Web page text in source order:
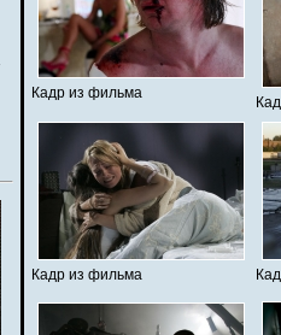
Кадр из фильма
Кадр из фильма